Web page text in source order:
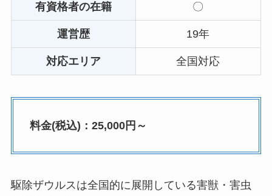
有資格者の在籍 〇
運営歴 19年
対応エリア 全国対応
料金(税込)：25,000円～
駆除ザウルスは全国的に展開している害獣・害虫